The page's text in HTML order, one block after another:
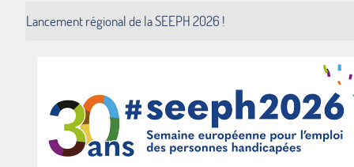
Lancement régional de la SEEPH 2026 !